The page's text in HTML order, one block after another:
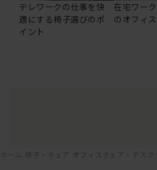
テレワークの仕事を快
適にする椅子選びのポ
イント
在宅ワー
のオフィ
ホーム 椅子・チェア オフィスチェア・デスク